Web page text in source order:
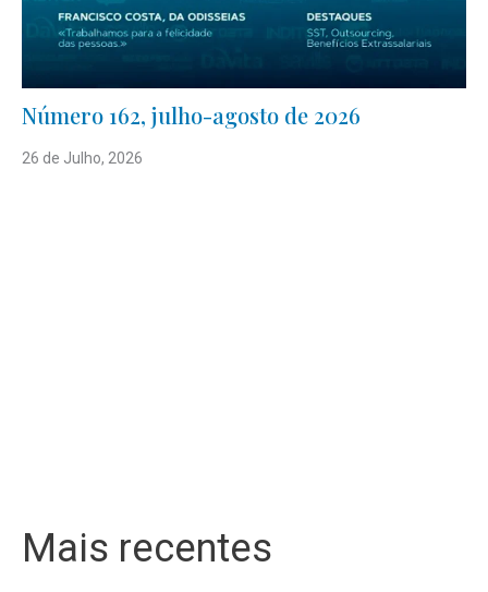
Número 162, julho-agosto de 2026
26 de Julho, 2026
Mais recentes